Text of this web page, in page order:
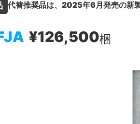
代替推奨品は、2025年6月発売の新
¥126,500梱